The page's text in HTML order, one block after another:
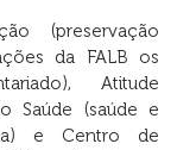
(preservação
da FALB os
Atitude
Saúde (saúde e
e Centro de